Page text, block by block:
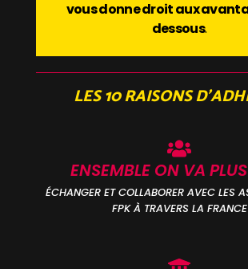
vous donne droit aux
dessous.
LES 10 RAISONS
ENSEMBLE ON VA
ÉCHANGER ET COLLABORER AVEC LES
FPK À TRAVERS LA FRANCE